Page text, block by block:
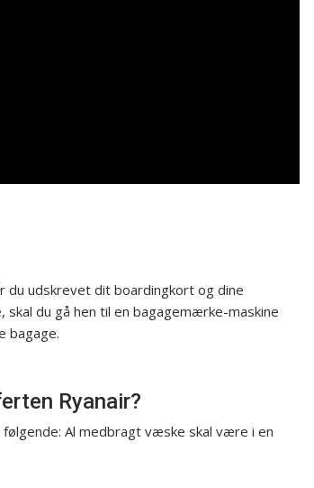
du udskrevet dit boardingkort og dine
du gå hen til en bagagemærke-maskine
bagage.
Ryanair?
følgende: Al medbragt væske skal være i en